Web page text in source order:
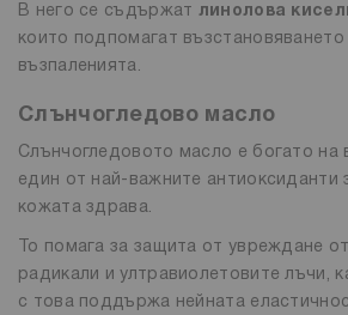
В него се съдържат линолова
които подпомагат
възпаленията.
Слънчогледово масло
Слънчогледовото масло е богато на
един от най-важните
кожата здрава.
То помага за защита от увреждане
радикали и ултравиолетовите лъчи,
с това поддържа нейната